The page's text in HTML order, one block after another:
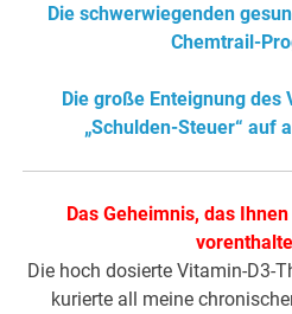
Die schwerwiegenden
Chemtrail-
Die große Enteignung des
„Schulden-Steuer“ auf
Das Geheimnis, das
Die hoch dosierte Vitamin-D3-
kurierte all meine